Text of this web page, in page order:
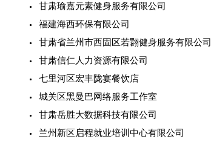
甘肃瑜嘉元素健身服务有限公司
福建海西环保有限公司
甘肃省兰州市西固区若翾健身服务有限公司
甘肃信仁人力资源有限公司
七里河区宏丰陇宴餐饮店
城关区黑曼巴网络服务工作室
甘肃岳胜大数据科技有限公司
兰州新区启程就业培训中心有限公司